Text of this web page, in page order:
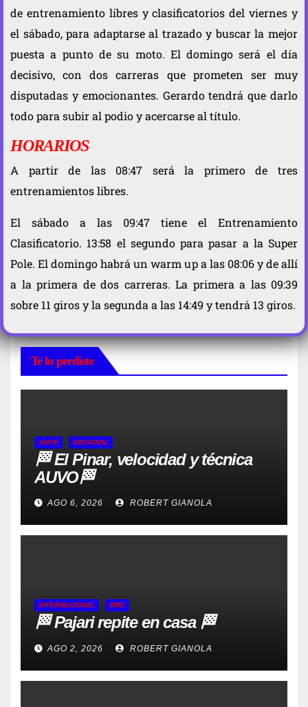
de entrenamiento libres y clasificatorios del viernes y
el sábado, para adaptarse al trazado y buscar la mejor
puesta a punto de su moto. El domingo será el día
decisivo, con dos carreras que prometen ser muy
disputadas y emocionantes. Gerardo tendrá que darlo
todo para subir al podio y acercarse al título.
HORARIOS
A partir de las 08:47 será la primero de tres
entrenamientos libres.
El sábado a las 09:47 tiene el Entrenamiento
Clasificatorio. 13:58 el segundo para pasar a la Super
Pole. El domingo habrá un warm up a las 08:06 y de allí
a la primera de dos carreras. La primera a las 09:39
sobre 11 giros y la segunda a las 14:49 y tendrá 13 giros.
Te lo perdiste
AUVO NACIONAL
🏁 El Pinar, velocidad y técnica
AUVO🏁
AGO 6, 2026 ROBERT GIANOLA
INTERNACIONAL WRC
🏁 Pajari repite en casa 🏁
AGO 2, 2026 ROBERT GIANOLA